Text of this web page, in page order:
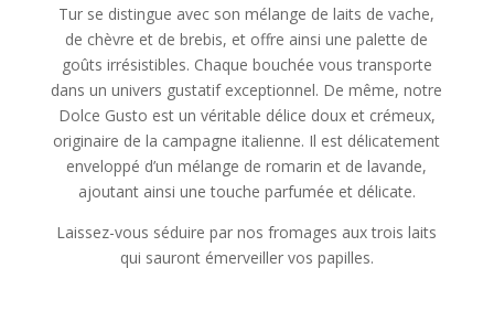
Tur se distingue avec son mélange de laits de vache,
de chèvre et de brebis, et offre ainsi une palette de
goûts irrésistibles. Chaque bouchée vous transporte
dans un univers gustatif exceptionnel. De même, notre
Dolce Gusto est un véritable délice doux et crémeux,
originaire de la campagne italienne. Il est délicatement
enveloppé d’un mélange de romarin et de lavande,
ajoutant ainsi une touche parfumée et délicate.
Laissez-vous séduire par nos fromages aux trois laits
qui sauront émerveiller vos papilles.